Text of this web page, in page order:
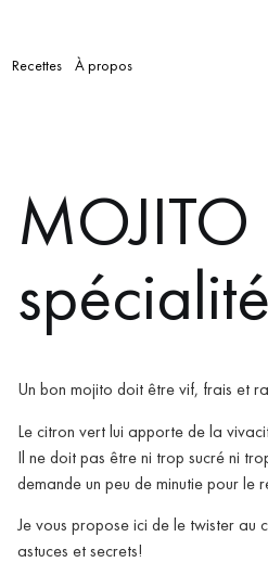
Recettes À propos
spécialité
Un bon mojito doit être vif, frais et
Le citron vert lui apporte de la
Il ne doit pas être ni trop sucré ni
demande un peu de minutie pour le
Je vous propose ici de le twister au
astuces et secrets!